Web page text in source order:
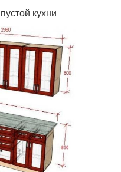
кухни